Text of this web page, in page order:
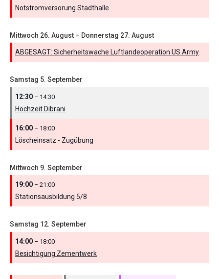
Notstromversorung Stadthalle
Mittwoch 26. August – Donnerstag 27. August
ABGESAGT: Sicherheitswache Luftlandeoperation US Army
Samstag 5. September
12:30 – 14:30
Hochzeit Dibrani
16:00 – 18:00
Löscheinsatz - Zugübung
Mittwoch 9. September
19:00 – 21:00
Stationsausbildung 5/8
Samstag 12. September
14:00 – 18:00
Besichtigung Zementwerk